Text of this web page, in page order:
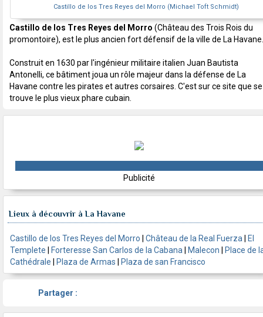
Castillo de los Tres Reyes del Morro (Michael Toft Schmidt)
Castillo de los Tres Reyes del Morro (Château des Trois Rois du
promontoire), est le plus ancien fort défensif de la ville de La Havane.
Construit en 1630 par l'ingénieur militaire italien Juan Bautista
Antonelli, ce bâtiment joua un rôle majeur dans la défense de La
Havane contre les pirates et autres corsaires. C'est sur ce site que se
trouve le plus vieux phare cubain.
Publicité
Lieux à découvrir à La Havane
Castillo de los Tres Reyes del Morro Château de la Real Fuerza
El
Templete
Forteresse San Carlos de la Cabana Malecon
Place de
Cathédrale
Plaza de Armas Plaza de san Francisco
Partager :